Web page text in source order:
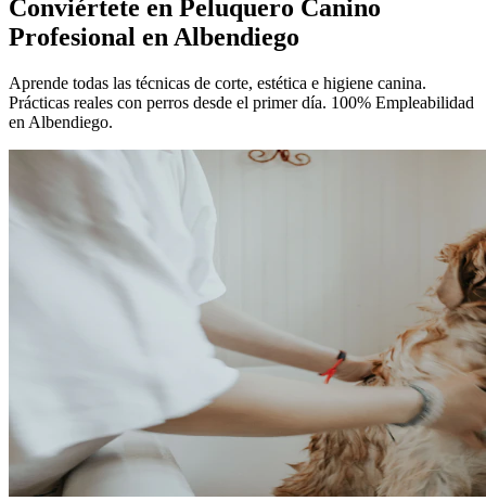
Conviértete en Peluquero Canino
Profesional en Albendiego
Aprende todas las técnicas de corte, estética e higiene canina.
Prácticas reales con perros desde el primer día. 100% Empleabilidad
en Albendiego.